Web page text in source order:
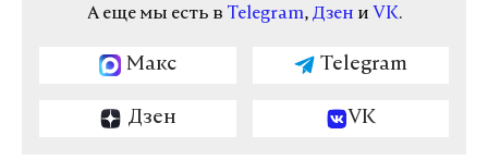
А еще мы есть в Telegram, Дзен и VK.
Макс Telegram
Дзен VK